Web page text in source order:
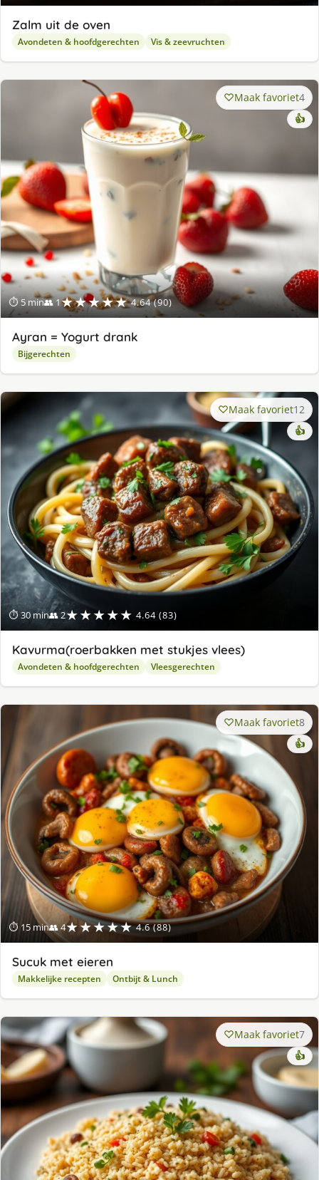
Zalm uit de oven
Avondeten & hoofdgerechten Vis & zeevruchten
⏱ 5 min👥 1★★★★★ 4.64 (90)
Maak favoriet4
👍
Ayran = Yogurt drank
Bijgerechten
⏱ 30 min👥 2★★★★★ 4.64 (83)
Maak favoriet12
👍
Kavurma(roerbakken met stukjes vlees)
Avondeten & hoofdgerechten Vleesgerechten
⏱ 15 min👥 4★★★★★ 4.6 (88)
Maak favoriet8
👍
Sucuk met eieren
Makkelijke recepten Ontbijt & Lunch
Maak favoriet7
👍